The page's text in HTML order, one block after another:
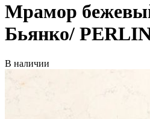
Мрамор
Бьянко/
В наличии